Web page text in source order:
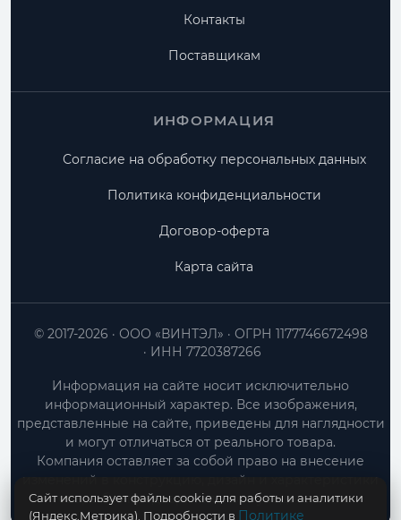
Контакты
Поставщикам
ИНФОРМАЦИЯ
Согласие на обработку персональных данных
Политика конфиденциальности
Договор-оферта
Карта сайта
ООО «ВИНТЭЛ»
ОГРН 1177746672498
ИНН 7720387266
© 2017-2026
Информация на сайте носит исключительно
информационный характер. Все изображения,
представленные на сайте, приведены для наглядности
и могут отличаться от реального товара.
Компания оставляет за собой право на внесение
изменений в конструкцию, дизайн и характеристики
товара без предварительного уведомления.
Сайт использует файлы cookie для работы и аналитики
(Яндекс.Метрика). Подробности в Политике